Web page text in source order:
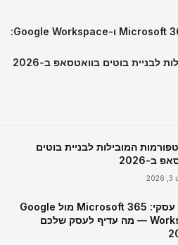
גיבוי תיבות מייל ב-Microsoft 365 ו-Google Workspace:
המובילות לבניית בוטים
ב-2026
אימייל עסקי: Microsoft 365 מול Google
Workspace — מה עדיף לעסק שלכם